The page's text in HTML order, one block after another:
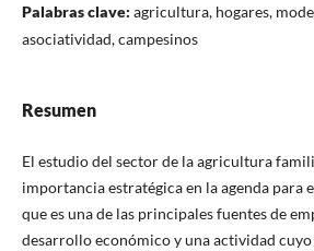
Palabras clave: agricultura, hogares,
asociatividad, campesinos
Resumen
El estudio del sector de la agricultura
importancia estratégica en la agenda para
que es una de las principales fuentes de
desarrollo económico y una actividad